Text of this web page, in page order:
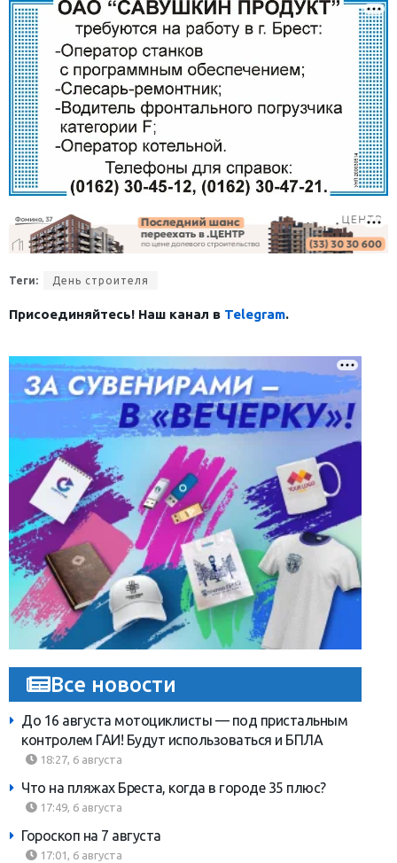
Теги: День строителя
Присоединяйтесь! Наш канал в Telegram.
Все новости
До 16 августа мотоциклисты — под пристальным
контролем ГАИ! Будут использоваться и БПЛА
18:27, 6 августа
Что на пляжах Бреста, когда в городе 35 плюс?
17:49, 6 августа
Гороскоп на 7 августа
17:01, 6 августа